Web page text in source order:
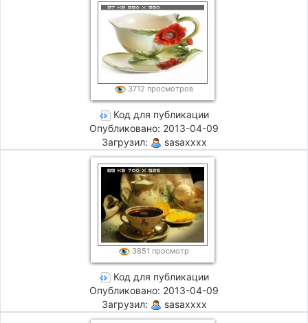
3712 просмотров
Код для публикации
Опубликовано: 2013-04-09
Загрузил:
sasaxxxx
3851 просмотр
Код для публикации
Опубликовано: 2013-04-09
Загрузил:
sasaxxxx